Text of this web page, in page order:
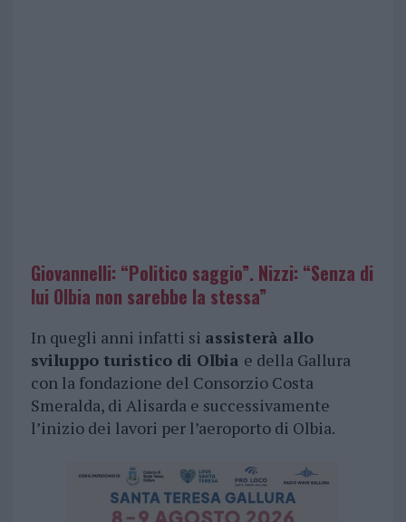
Giovannelli: “Politico saggio”. Nizzi: “Senza di
lui Olbia non sarebbe la stessa”
In quegli anni infatti si assisterà allo
sviluppo turistico di Olbia e della Gallura
con la fondazione del Consorzio Costa
Smeralda, di Alisarda e successivamente
l’inizio dei lavori per l’aeroporto di Olbia.